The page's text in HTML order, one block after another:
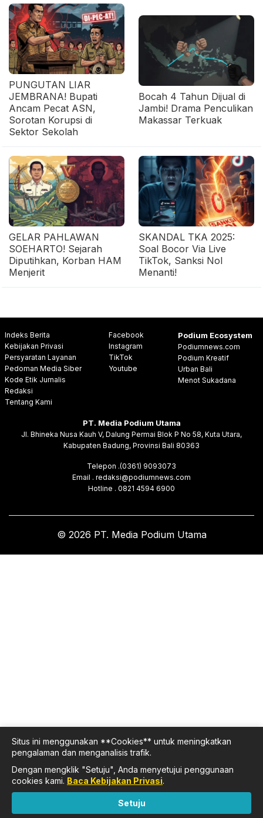
PUNGUTAN LIAR
JEMBRANA! Bupati
Ancam Pecat ASN,
Sorotan Korupsi di
Sektor Sekolah
Bocah 4 Tahun Dijual di
Jambi! Drama Penculikan
Makassar Terkuak
GELAR PAHLAWAN
SOEHARTO! Sejarah
Diputihkan, Korban HAM
Menjerit
SKANDAL TKA 2025:
Soal Bocor Via Live
TikTok, Sanksi Nol
Menanti!
Indeks Berita
Kebijakan Privasi
Persyaratan Layanan
Pedoman Media Siber
Kode Etik Jurnalis
Redaksi
Tentang Kami
Facebook
Instagram
TikTok
Youtube
Podium Ecosystem
Podiumnews.com
Podium Kreatif
Urban Bali
Menot Sukadana
PT. Media Podium Utama
Jl. Bhineka Nusa Kauh V, Dalung Permai Blok P No 58, Kuta Utara,
Kabupaten Badung, Provinsi Bali 80363
Telepon .(0361) 9093073
Email . redaksi@podiumnews.com
Hotline . 0821 4594 6900
© 2026 PT. Media Podium Utama
Situs ini menggunakan **Cookies** untuk meningkatkan
pengalaman dan menganalisis trafik.
Dengan mengklik "Setuju", Anda menyetujui penggunaan
cookies kami. Baca Kebijakan Privasi.
Setuju